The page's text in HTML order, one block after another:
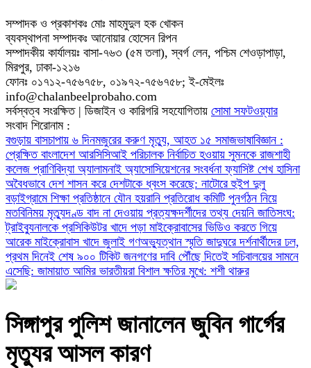
সম্পাদক ও প্রকাশকঃ মোঃ মাহমুদুল হক খোকন
ব্যবস্থাপনা সম্পাদকঃ আনোয়ার হোসেন রিপন
সম্পাদকীয় কার্যালয়ঃ বাসা-৭৬৩ (৫ম তলা), স্বর্গ লেন, পশ্চিম শেওড়াপাড়া,
মিরপুর, ঢাকা-১২১৬
ফোনঃ ০১৭১২-৭৫৬৭৫৮, ০১৯৭২-৭৫৬৭৫৮; ই-মেইলঃ
info@chalanbeelprobaho.com
সর্বস্বত্ব সংরক্ষিত | ডিজাইন ও কারিগরি সহযোগিতায় সোমা সফটওয়্যার
সংবাদ শিরোনাম :
বগুড়ায় বাসচাপায় ৬ দিনমজুরের করুণ মৃত্যু, আহত ১৫ সমাজভাষাবিজ্ঞান :
প্রেক্ষিত বাংলাদেশ আরসিসিআই পরিচালক নির্বাচিত হওয়ায় সুমনকে রাজশাহী
কলেজ প্রাণিবিদ্যা অ্যালামনাই অ্যাসোসিয়েশনের সংবর্ধনাফ্যাসিষ্ট শেখ হাসিনা
অবৈধভাবে দেশ শাসন করে দেশটাকে ধ্বংস করেছে: নাটোরে হুইপ দুলু
বড়াইগ্রামে শিক্ষা প্রতিষ্ঠানে যৌন হয়রানি প্রতিরোধ কমিটি পুনর্গঠন নিয়ে
মতবিনিময় মৃত্যুদণ্ড বাদ না দেওয়ায় প্রত্যক্ষদর্শীদের তথ্য দেয়নি জাতিসংঘ:
ট্রাইব্যুনালকে প্রসিকিউটর খাদে পড়া মাইক্রোবাসের ভিডিও করতে গিয়ে
আরেক মাইক্রোবাস খাদে জুলাই গণঅভ্যুত্থান স্মৃতি জাদুঘরে দর্শনার্থীদের ঢল,
প্রথম দিনেই শেষ ৯০০ টিকিট জনগণের দাবি পৌঁছে দিতেই সচিবালয়ের সামনে
এসেছি: জামায়াত আমির ভারতীয়রা বিশাল ক্ষতির মুখে: শশী থারুর
সিঙ্গাপুর পুলিশ জানালেন জুবিন গার্গের
মৃত্যুর আসল কারণ